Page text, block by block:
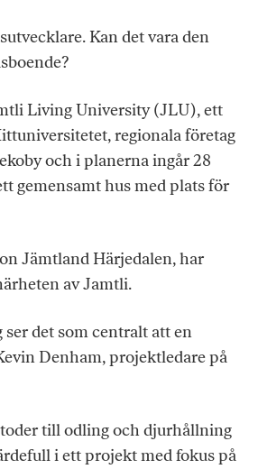
Kan det vara den
Living University (JLU), ett
regionala företag
och i planerna ingår 28
gemensamt hus med plats för
Jämtland Härjedalen, har
av Jamtli.
det som centralt att en
Denham, projektledare på
till odling och djurhållning
i ett projekt med fokus på